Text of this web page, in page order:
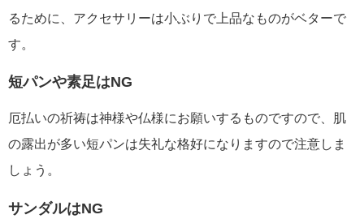
るために、アクセサリーは小ぶりで上品なものがベターで
す。
短パンや素足はNG
厄払いの祈祷は神様や仏様にお願いするものですので、肌
の露出が多い短パンは失礼な格好になりますので注意しま
しょう。
サンダルはNG